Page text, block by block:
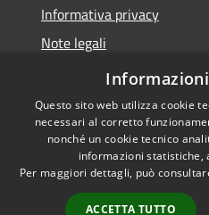
Informativa privacy
Note legali
Dichiarazione di accessibilità
Accessibilità
Questo sito web utilizza cookie
necessari al corretto
nonché un cookie tecnico
informazioni statistiche,
Per maggiori dettagli, può
ACCETTA TUTTO